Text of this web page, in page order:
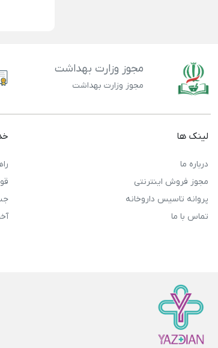
مجوز وزارت بهداشت
مجوز وزارت بهداشت
لینک ها
درباره ما
مجوز فروش اینترنتی
پروانه تاسیس داروخانه
تماس با ما